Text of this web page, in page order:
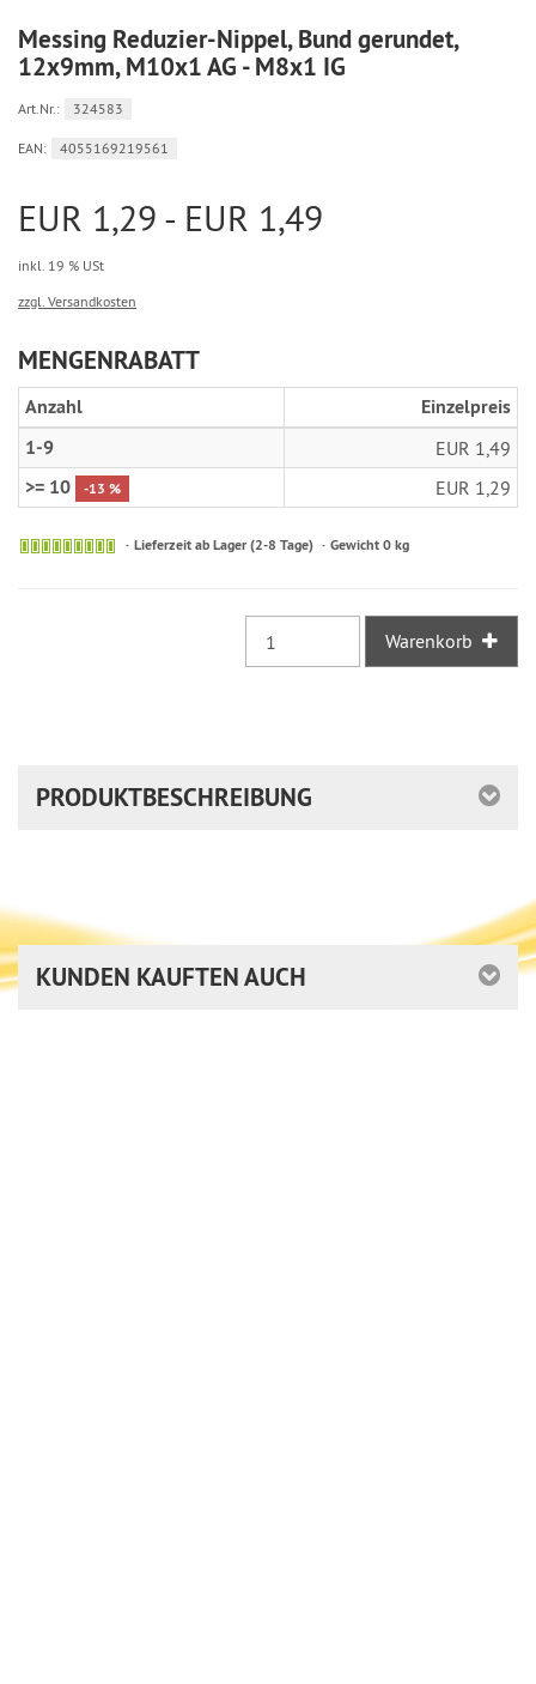
Messing Reduzier-Nippel, Bund gerundet,
12x9mm, M10x1 AG - M8x1 IG
Art.Nr.: 324583
EAN: 4055169219561
EUR 1,29 - EUR 1,49
inkl. 19 % USt
zzgl. Versandkosten
MENGENRABATT
Anzahl
Einzelpreis
1-9
EUR 1,49
>= 10 -13 % EUR 1,29
Sofort
Lieferzeit ab Lager (2-8 Tage) Gewicht 0 kg
Warenkorb
PRODUKTBESCHREIBUNG
KUNDEN KAUFTEN AUCH